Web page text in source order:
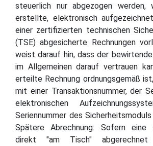
steuerlich nur abgezogen werden,
erstellte, elektronisch
einer zertifizierten technischen
(TSE) abgesicherte Rechnungen
weist darauf hin, dass der
im Allgemeinen darauf vertrauen
erteilte Rechnung ordnungsgemäß
mit einer Transaktionsnummer, der
elektronischen
Seriennummer des
Spätere Abrechnung: Sofern eine
direkt "am Tisch" abgerechnet